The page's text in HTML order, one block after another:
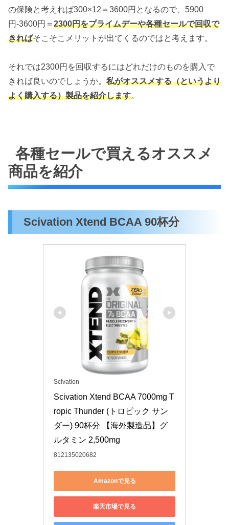
の保険と考えれば300×12＝3600円となるので、5900
円-3600円＝ 2300円をプライムデーや各種セールで回収で
きればそこそこメリットが出てくるのではと考えます。
それでは2300円を回収するにはどれだけのものを購入で
きれば良いのでしょうか。 私がオススメする（というより
よく購入する）製品を紹介します。
各種セールで買えるオススメ
商品を紹介
Scivation Xtend BCAA 90杯分
Scivation
Scivation Xtend BCAA 7000mg T
ropic Thunder (トロピック サン
ダー) 90杯分 【海外製造品】グ
ルタミン 2,500mg
812135020682
Amazonで見る
楽天市場で見る